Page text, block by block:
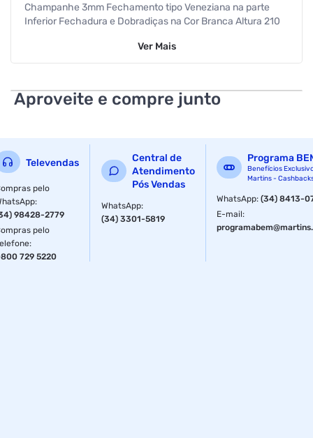
Champanhe 3mm Fechamento tipo Veneziana na parte
Inferior Fechadura e Dobradiças na Cor Branca Altura 210
contra defeitos de fabricação
Ver Mais
Aproveite e compre junto
Televendas
pelo
:
98428-2779
pelo
:
729 5220
Central de
Atendimento
Pós Vendas
WhatsApp:
(34) 3301-5819
Programa
Benefícios
Martins -
WhatsApp:(34) 8413-
E-mail: